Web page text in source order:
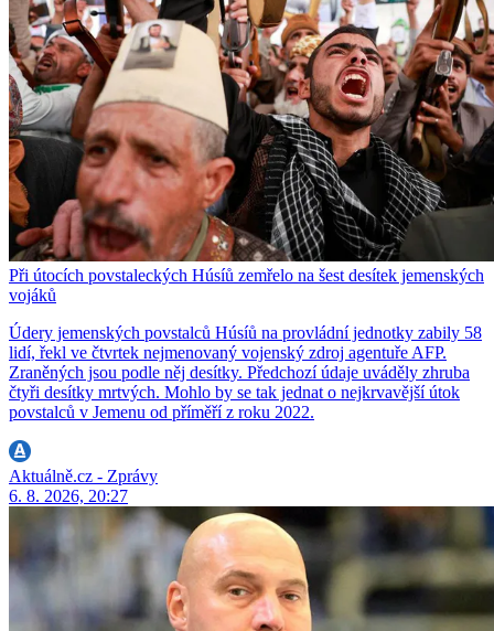
Při útocích povstaleckých Húsíů zemřelo na šest desítek jemenských
vojáků
Údery jemenských povstalců Húsíů na provládní jednotky zabily 58
lidí, řekl ve čtvrtek nejmenovaný vojenský zdroj agentuře AFP.
Zraněných jsou podle něj desítky. Předchozí údaje uváděly zhruba
čtyři desítky mrtvých. Mohlo by se tak jednat o nejkrvavější útok
povstalců v Jemenu od příměří z roku 2022.
Aktuálně.cz - Zprávy
6. 8. 2026, 20:27